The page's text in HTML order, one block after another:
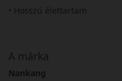
• Hosszú élettartam
A márka
Nankang